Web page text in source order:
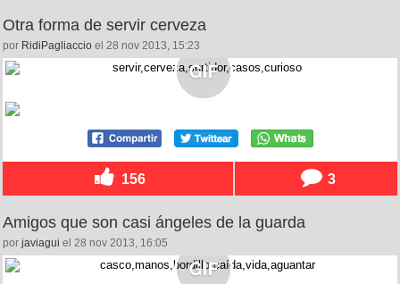
Otra forma de servir cerveza
por RidiPagliaccio el 28 nov 2013, 15:23
156 3
Amigos que son casi ángeles de la guarda
por javiagui el 28 nov 2013, 16:05